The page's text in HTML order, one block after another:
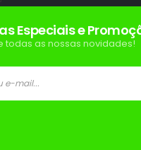
Especiais e
todas as nossas novidades!